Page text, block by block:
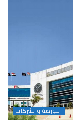
البورصة والشركات